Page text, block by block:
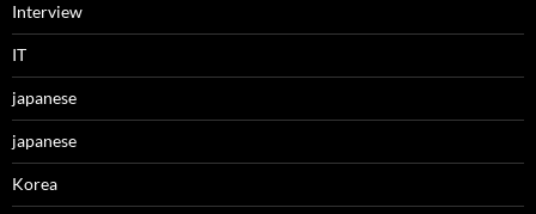
Interview
IT
japanese
japanese
Korea